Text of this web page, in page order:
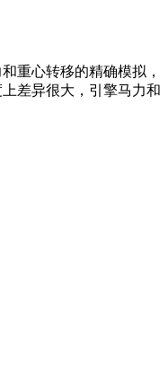
重心转移的精确模拟，
差异很大，引擎马力和